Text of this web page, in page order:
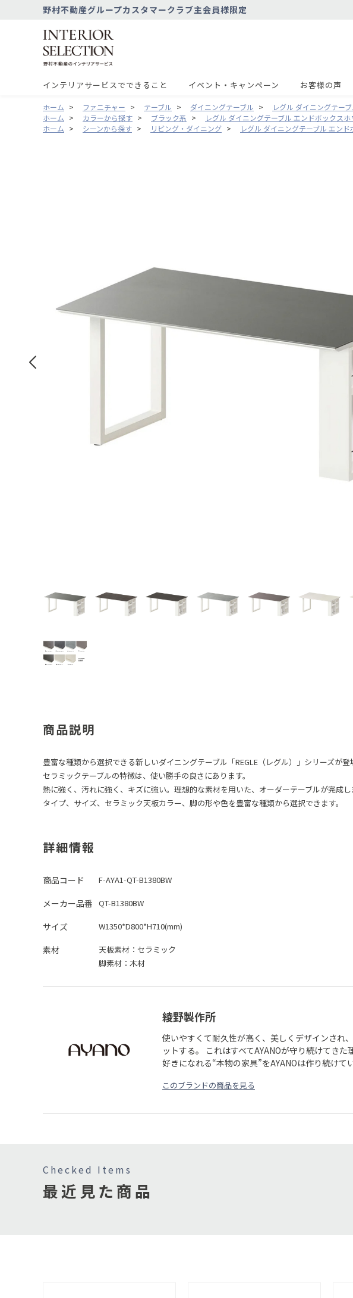
野村不動産グループカスタマークラブ主会員様限定
インテリアサービスでできること イベント・キャンペーン お客様の声
ホーム > ファニチャー > テーブル > ダイニングテーブル >
レグル ダイニングテー
ホーム > カラーから探す > ブラック系 >
レグル ダイニングテーブル エンドボックスホ
ホーム > シーンから探す > リビング・ダイニング > レグル ダイニングテーブル エンド
商品説明
豊富な種類から選択できる新しいダイニングテーブル「REGLE（レグル）」シリーズが登
セラミックテーブルの特徴は、使い勝手の良さにあります。
熱に強く、汚れに強く、キズに強い。理想的な素材を用いた、オーダーテーブルが完成し
タイプ、サイズ、セラミック天板カラー、脚の形や色を豊富な種類から選択できます。
詳細情報
商品コード F-AYA1-QT-B1380BW
メーカー品番 QT-B1380BW
サイズ W1350*D800*H710(mm)
素材 天板素材： セラミック
脚素材： 木材
綾野製作所
使いやすくて耐久性が高く、美しくデザインされ
ットする。 これはすべてAYANOが守り続けてきた
好きになれる“本物の家具”をAYANOは作り続けてい
このブランドの商品を見る
Checked Items
最近見た商品